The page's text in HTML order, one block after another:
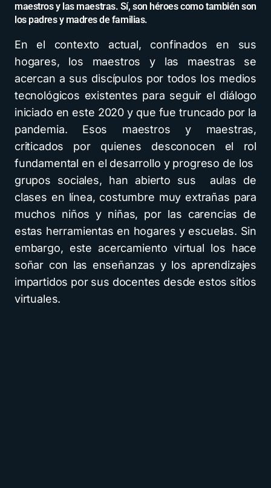
maestros y las maestras. Sí, son héroes como también son
los padres y madres de familias.
En el contexto actual, confinados en sus
hogares, los maestros y las maestras se
acercan a sus discípulos por todos los medios
tecnológicos existentes para seguir el diálogo
iniciado en este 2020 y que fue truncado por la
pandemia. Esos maestros y maestras,
criticados por quienes desconocen el rol
fundamental en el desarrollo y progreso de los
grupos sociales, han abierto sus aulas de
clases en línea, costumbre muy extrañas para
muchos niños y niñas, por las carencias de
estas herramientas en hogares y escuelas. Sin
embargo, este acercamiento virtual los hace
soñar con las enseñanzas y los aprendizajes
impartidos por sus docentes desde estos sitios
virtuales.